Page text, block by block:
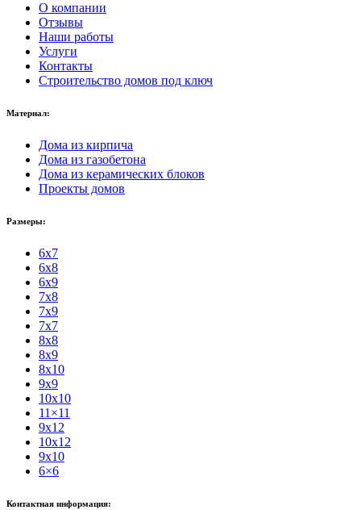
О компании
Отзывы
Наши работы
Услуги
Контакты
Строительство домов под ключ
Материал:
Дома из кирпича
Дома из газобетона
Дома из керамических блоков
Проекты домов
Размеры:
6x7
6x8
6x9
7x8
7x9
7x7
8x8
8x9
8x10
9x9
10x10
11×11
9x12
10x12
9x10
6×6
Контактная информация: